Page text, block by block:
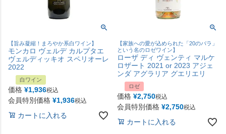
【旨み凝縮！まろやか系白ワイン】
モンカロ ヴェルデ カルプタエ
ヴェルディッキオ スペリオーレ
2022
白ワイン
価格 ¥1,936税込
会員特別価格 ¥1,936税込
カートに入れる
【家族への愛が込められた「20のバラ」
という名のロゼワイン】
ローザ ディ ヴェンティ マルケ
ロザート 2021 or 2023 アジェ
ンダ アグラリア グエリエリ
ロゼ
価格 ¥2,750税込
会員特別価格 ¥2,750税込
カートに入れる